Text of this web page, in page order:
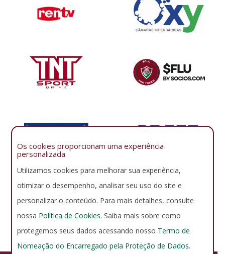
Os cookies proporcionam uma experiência
personalizada
Utilizamos cookies para melhorar sua experiência,
otimizar o desempenho, analisar seu uso do site e
personalizar o conteúdo. Para mais detalhes, consulte
nossa Política de Cookies. Saiba mais sobre como
protegemos seus dados acessando nosso Termo de
Nomeação do Encarregado pela Proteção de Dados.